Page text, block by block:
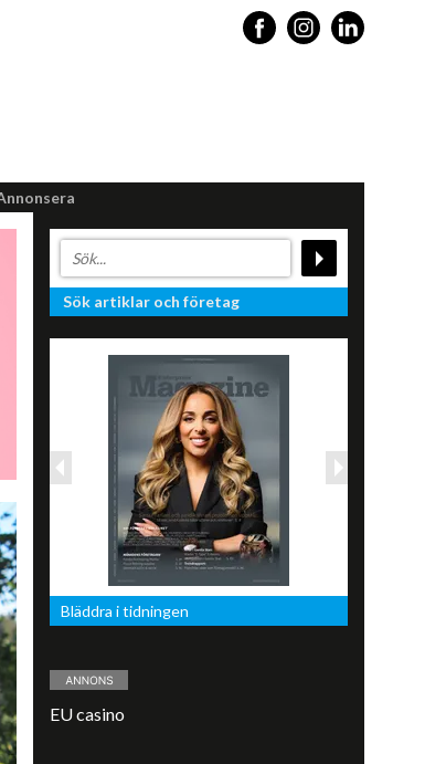
Sök artiklar och företag
Bläddra i tidningen
EU casino